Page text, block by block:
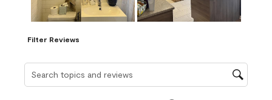
Filter Reviews
Search topics and reviews search region